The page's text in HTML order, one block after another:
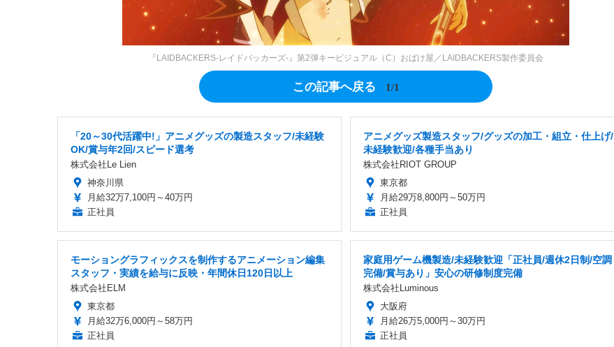
『LAIDBACKERS-レイドバッカーズ-』第2弾キービジュアル（C）おばけ屋／LAIDBACKERS製作委員会
この記事へ戻る 1/1
「20～30代活躍中!」アニメグッズの製造スタッフ/未経験
OK/賞与年2回/スピード選考
株式会社Le Lien
神奈川県
月給32万7,100円～40万円
正社員
アニメグッズ製造スタッフ/グッズの加工・組立・仕上げ/
未経験歓迎/各種手当あり
株式会社RIOT GROUP
東京都
月給29万8,800円～50万円
正社員
モーショングラフィックスを制作するアニメーション編集
スタッフ・実績を給与に反映・年間休日120日以上
株式会社ELM
東京都
月給32万6,000円～58万円
正社員
家庭用ゲーム機製造/未経験歓迎「正社員/週休2日制/空調
完備/賞与あり」安心の研修制度完備
株式会社Luminous
大阪府
月給26万5,000円～30万円
正社員